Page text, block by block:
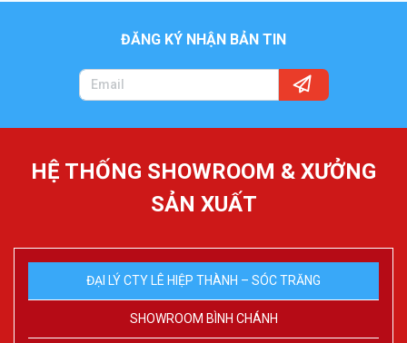
ĐĂNG KÝ NHẬN BẢN TIN
HỆ THỐNG SHOWROOM & XƯỞNG
SẢN XUẤT
ĐẠI LÝ CTY LÊ HIỆP THÀNH – SÓC TRĂNG
SHOWROOM BÌNH CHÁNH